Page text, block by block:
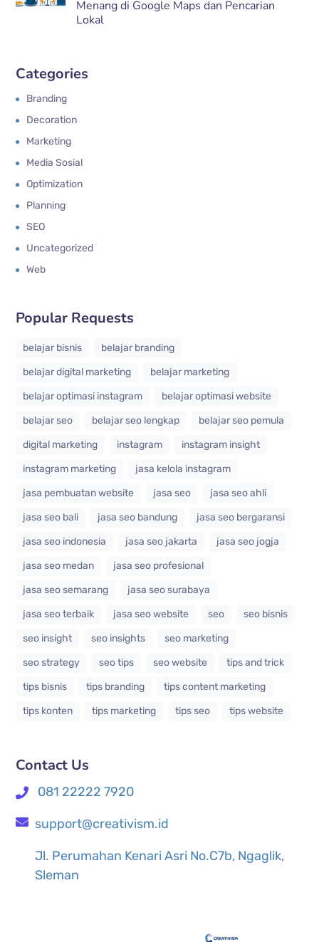
Menang di Google Maps dan Pencarian
Lokal
Categories
Branding
Decoration
Marketing
Media Sosial
Optimization
Planning
SEO
Uncategorized
Web
Popular Requests
belajar bisnis
belajar branding
belajar digital marketing
belajar marketing
belajar optimasi instagram
belajar optimasi website
belajar seo
belajar seo lengkap
belajar seo pemula
digital marketing
instagram
instagram insight
instagram marketing
jasa kelola instagram
jasa pembuatan website
jasa seo
jasa seo ahli
jasa seo bali
jasa seo bandung
jasa seo bergaransi
jasa seo indonesia
jasa seo jakarta
jasa seo jogja
jasa seo medan
jasa seo profesional
jasa seo semarang
jasa seo surabaya
jasa seo terbaik
jasa seo website seo
seo bisnis
seo insight
seo insights
seo marketing
seo strategy
seo tips seo website
tips and trick
tips bisnis
tips branding
tips content marketing
tips konten
tips marketing tips seo tips website
Contact Us
081 22222 7920
support@creativism.id
Jl. Perumahan Kenari Asri No.C7b, Ngaglik,
Sleman